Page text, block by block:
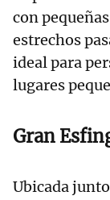
con
estrechos
ideal para
lugares
Gran
Ubicada